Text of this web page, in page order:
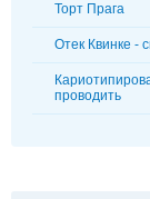
Торт Прага
Отек Квинке -
проводить